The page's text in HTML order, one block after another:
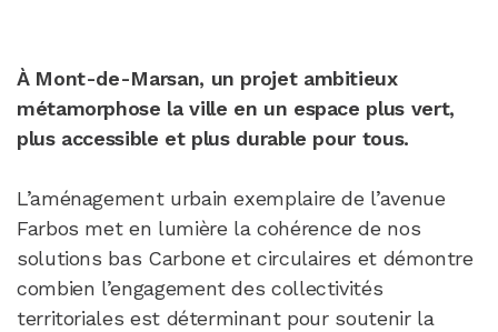
À Mont-de-Marsan, un projet ambitieux
métamorphose la ville en un espace plus vert,
plus accessible et plus durable pour tous.
L’aménagement urbain exemplaire de l’avenue
Farbos met en lumière la cohérence de nos
solutions bas Carbone et circulaires et démontre
combien l’engagement des collectivités
territoriales est déterminant pour soutenir la